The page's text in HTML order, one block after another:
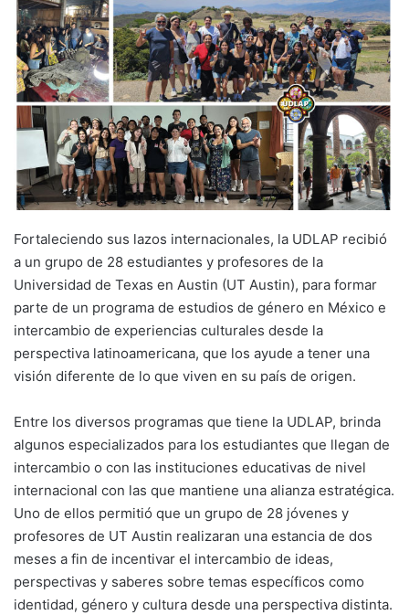
Fortaleciendo sus lazos internacionales, la UDLAP recibió
a un grupo de 28 estudiantes y profesores de la
Universidad de Texas en Austin (UT Austin), para formar
parte de un programa de estudios de género en México e
intercambio de experiencias culturales desde la
perspectiva latinoamericana, que los ayude a tener una
visión diferente de lo que viven en su país de origen.
Entre los diversos programas que tiene la UDLAP, brinda
algunos especializados para los estudiantes que llegan de
intercambio o con las instituciones educativas de nivel
internacional con las que mantiene una alianza estratégica.
Uno de ellos permitió que un grupo de 28 jóvenes y
profesores de UT Austin realizaran una estancia de dos
meses a fin de incentivar el intercambio de ideas,
perspectivas y saberes sobre temas específicos como
identidad, género y cultura desde una perspectiva distinta.